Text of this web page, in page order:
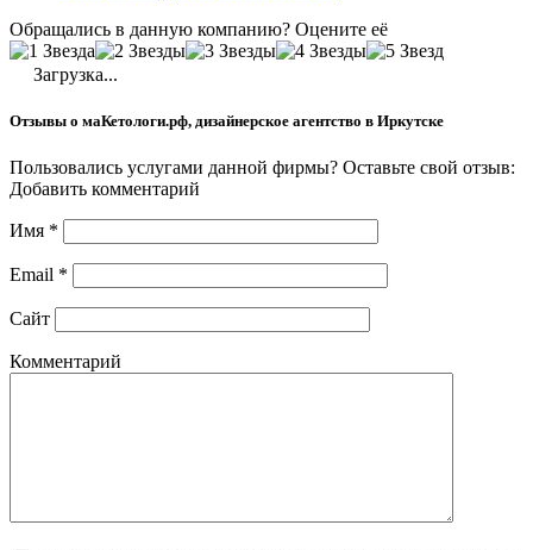
Обращались в данную компанию? Оцените её
Загрузка...
Отзывы о маКетологи.рф, дизайнерское агентство в Иркутске
Пользовались услугами данной фирмы? Оставьте свой отзыв:
Добавить комментарий
Имя *
Email *
Сайт
Комментарий